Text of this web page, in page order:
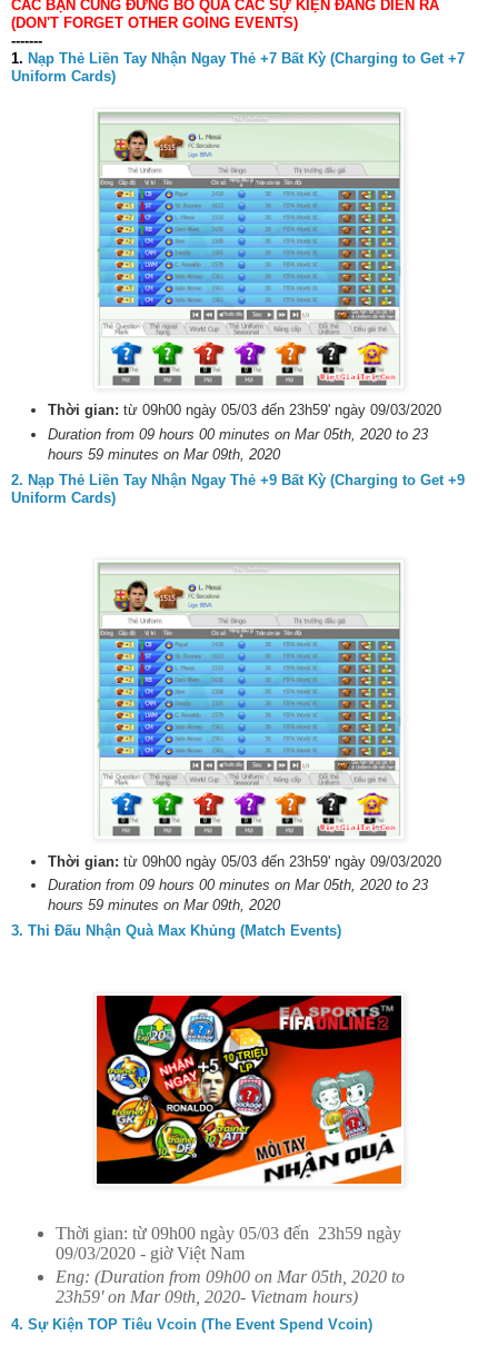
CÁC BẠN CŨNG ĐỪNG BỎ QUA CÁC SỰ KIỆN ĐANG DIỄN RA
(DON'T FORGET OTHER GOING EVENTS)
-------
1. Nạp Thẻ Liền Tay Nhận Ngay Thẻ +7 Bất Kỳ (Charging to Get +7
Uniform Cards)
Thời gian: từ 09h00 ngày 05/03 đến 23h59' ngày 09/03/2020
Duration from 09 hours 00 minutes on Mar 05th, 2020 to 23
hours 59 minutes on Mar 09th, 2020
2. Nạp Thẻ Liền Tay Nhận Ngay Thẻ +9 Bất Kỳ (Charging to Get +9
Uniform Cards)
Thời gian: từ 09h00 ngày 05/03 đến 23h59' ngày 09/03/2020
Duration from 09 hours 00 minutes on Mar 05th, 2020 to 23
hours 59 minutes on Mar 09th, 2020
3. Thi Đấu Nhận Quà Max Khủng (Match Events)
Thời gian: từ 09h00 ngày 05/03 đến 23h59 ngày
09/03/2020 - giờ Việt Nam
Eng: (Duration from 09h00 on Mar 05th, 2020 to
23h59' on Mar 09th, 2020- Vietnam hours)
4. Sự Kiện TOP Tiêu Vcoin (The Event Spend Vcoin)